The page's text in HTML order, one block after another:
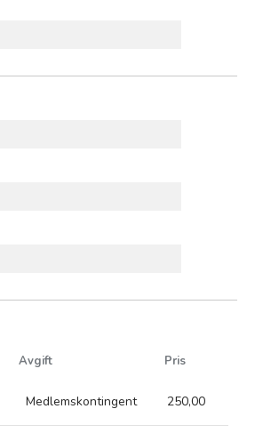
Avgift Pris
Medlemskontingent 250,00